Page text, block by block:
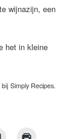
wijnazijn, een
het in kleine
bij Simply Recipes.